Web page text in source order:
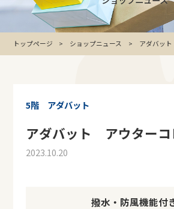
トップページ ショップニュース アダバッ
5階 アダバット
アダバット アウターコ
2023.10.20
撥水・防風機能付